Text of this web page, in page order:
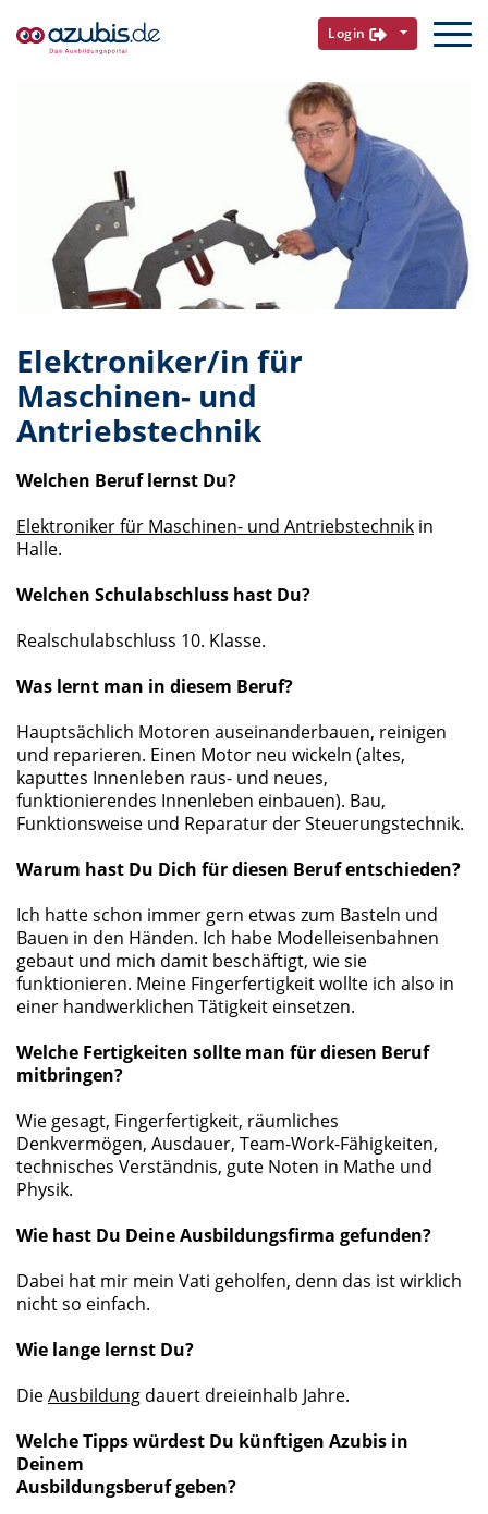
Login
Elektroniker/in für
Maschinen- und
Antriebstechnik
Welchen Beruf lernst Du?
Elektroniker für Maschinen- und Antriebstechnik in
Halle.
Welchen Schulabschluss hast Du?
Realschulabschluss 10. Klasse.
Was lernt man in diesem Beruf?
Hauptsächlich Motoren auseinanderbauen, reinigen
und reparieren. Einen Motor neu wickeln (altes,
kaputtes Innenleben raus- und neues,
funktionierendes Innenleben einbauen). Bau,
Funktionsweise und Reparatur der Steuerungstechnik.
Warum hast Du Dich für diesen Beruf entschieden?
Ich hatte schon immer gern etwas zum Basteln und
Bauen in den Händen. Ich habe Modelleisenbahnen
gebaut und mich damit beschäftigt, wie sie
funktionieren. Meine Fingerfertigkeit wollte ich also in
einer handwerklichen Tätigkeit einsetzen.
Welche Fertigkeiten sollte man für diesen Beruf
mitbringen?
Wie gesagt, Fingerfertigkeit, räumliches
Denkvermögen, Ausdauer, Team-Work-Fähigkeiten,
technisches Verständnis, gute Noten in Mathe und
Physik.
Wie hast Du Deine Ausbildungsfirma gefunden?
Dabei hat mir mein Vati geholfen, denn das ist wirklich
nicht so einfach.
Wie lange lernst Du?
DieAusbildung dauert dreieinhalb Jahre.
Welche Tipps würdest Du künftigen Azubis in
Deinem
Ausbildungsberuf geben?